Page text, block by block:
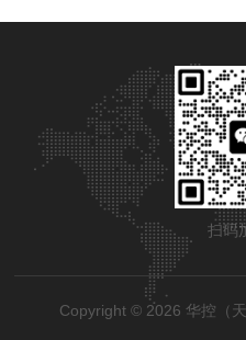
扫码
Copyright © 2026 华控（